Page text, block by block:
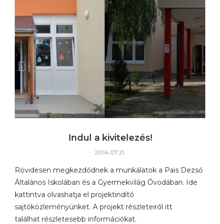
Indul a kivitelezés!
2014.07.21.
Rövidesen megkezdődnek a munkálatok a Pais Dezső
Általános Iskolában és a Gyermekvilág Óvodában. Ide
kattintva olvashatja el projektindító
sajtóközleményünket. A projekt részleteiről itt
találhat részletesebb információkat.